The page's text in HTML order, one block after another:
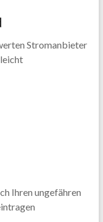
Stromanbieter
Ihren ungefähren